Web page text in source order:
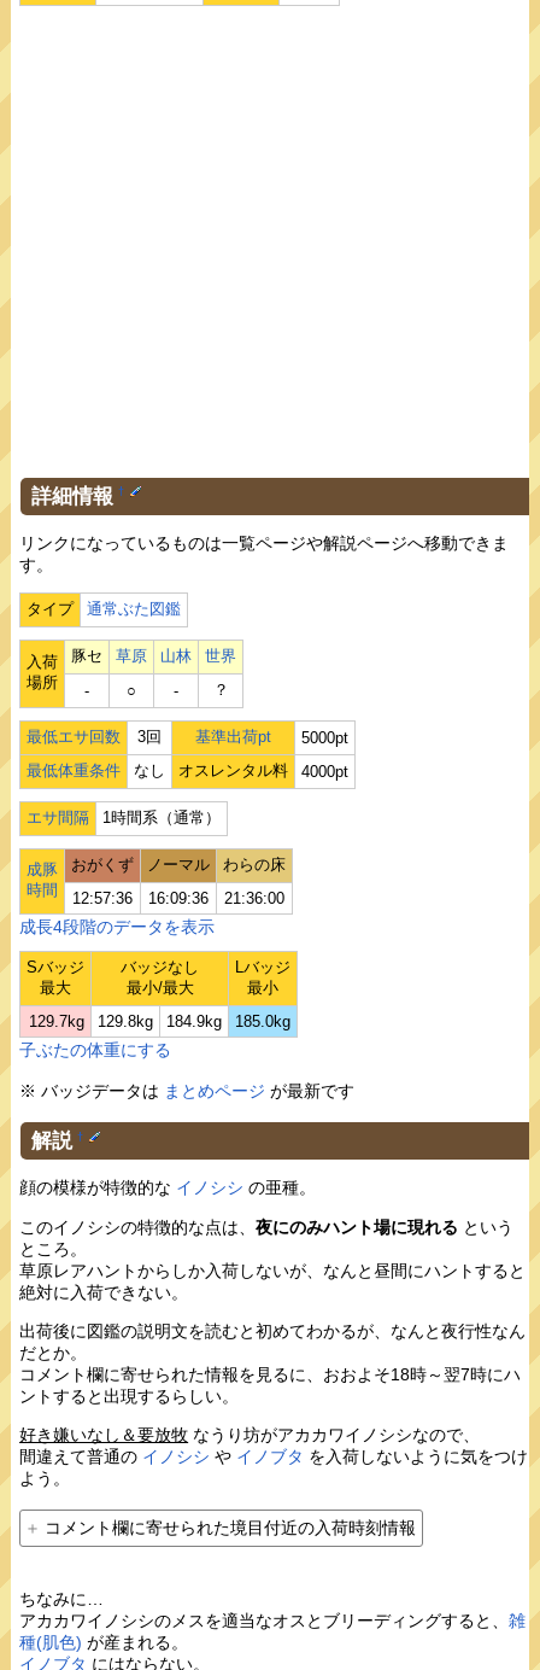
詳細情報 †
リンクになっているものは一覧ページや解説ページへ移動できま
す。
タイプ 通常ぶた図鑑
入荷
場所
豚セ 草原 山林
世界
‐
○ ‐ ？
最低エサ回数 3回 基準出荷pt
5000pt
最低体重条件
なし オスレンタル料 4000pt
エサ間隔 1時間系（通常）
成豚
時間
おがくず ノーマル
わらの床
12:57:36
16:09:36 21:36:00
成長4段階のデータを表示
Sバッジ
最大
バッジなし
最小/最大
Lバッジ
最小
129.7kg
129.8kg 184.9kg 185.0kg
子ぶたの体重にする
※ バッジデータは まとめページ が最新です
解説 †
顔の模様が特徴的な イノシシ の亜種。
このイノシシの特徴的な点は、夜にのみハント場に現れる という
ところ。
草原レアハントからしか入荷しないが、なんと昼間にハントすると
絶対に入荷できない。
出荷後に図鑑の説明文を読むと初めてわかるが、なんと夜行性なん
だとか。
コメント欄に寄せられた情報を見るに、おおよそ18時～翌7時にハ
ントすると出現するらしい。
好き嫌いなし＆要放牧 なうり坊がアカカワイノシシなので、
間違えて普通の イノシシ や イノブタ を入荷しないように気をつけ
よう。
コメント欄に寄せられた境目付近の入荷時刻情報
ちなみに…
アカカワイノシシのメスを適当なオスとブリーディングすると、雑
種(肌色) が産まれる。
イノブタ にはならない。